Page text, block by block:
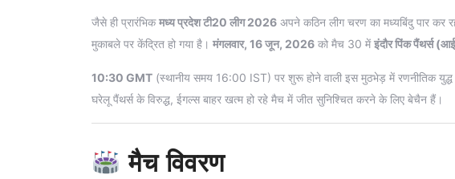
जैसे ही प्रारंभिकमध्य प्रदेश टी20 लीग 2026 अपने कठिन लीग चरण का मध्यबिंदु पार कर
मुकाबले पर केंद्रित हो गया है। मंगलवार, 16 जून, 2026 को मैच 30 मेंइंदौर पिंक पैंथर्स
10:30 GMT (स्थानीय समय 16:00 IST) पर शुरू होने वाली इस मुठभेड़ में रणनीतिक युद्ध
घरेलू पैंथर्स के विरुद्ध, ईगल्स बाहर खत्म हो रहे मैच में जीत सुनिश्चित करने के लिए बेचैन हैं।
मैच विवरण